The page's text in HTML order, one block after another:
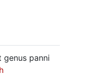
genus panni